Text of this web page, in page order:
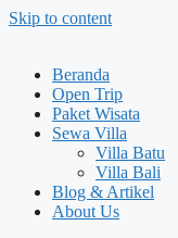
Skip to content
Beranda
Open Trip
Paket Wisata
Sewa Villa
Villa Batu
Villa Bali
Blog & Artikel
About Us